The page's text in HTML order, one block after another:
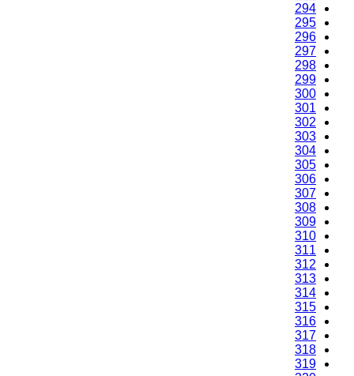
294
295
296
297
298
299
300
301
302
303
304
305
306
307
308
309
310
311
312
313
314
315
316
317
318
319